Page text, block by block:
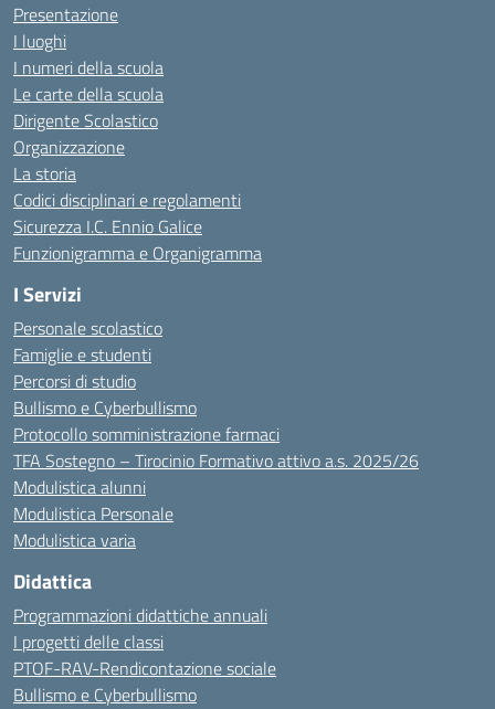
Presentazione
I luoghi
I numeri della scuola
Le carte della scuola
Dirigente Scolastico
Organizzazione
La storia
Codici disciplinari e regolamenti
Sicurezza I.C. Ennio Galice
Funzionigramma e Organigramma
I Servizi
Personale scolastico
Famiglie e studenti
Percorsi di studio
Bullismo e Cyberbullismo
Protocollo somministrazione farmaci
TFA Sostegno – Tirocinio Formativo attivo a.s. 2025/26
Modulistica alunni
Modulistica Personale
Modulistica varia
Didattica
Programmazioni didattiche annuali
I progetti delle classi
PTOF-RAV-Rendicontazione sociale
Bullismo e Cyberbullismo